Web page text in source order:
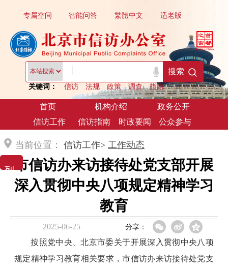
关键词： 信访 法规 政策 调查 指南
搜索
繁體中文
专属空间 适老版
智能问答
首页 机构介绍
政务公开
信访工作
信访指南 时政要闻 公众参与
当前位置： 信访工作> 工作动态
市信访办来访接待处党支部开展
深入贯彻中央八项规定精神学习
教育
2025-06-25 分享：
按照党中央、北京市委关于开展深入贯彻中央八项
规定精神学习教育相关要求，市信访办来访接待处党支